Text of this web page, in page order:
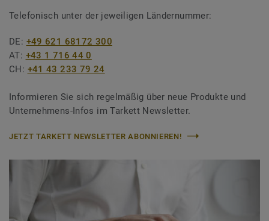
Telefonisch unter der jeweiligen Ländernummer:
DE: +49 621 68172 300
AT: +43 1 716 44 0
CH: +41 43 233 79 24
Informieren Sie sich regelmäßig über neue Produkte und
Unternehmens-Infos im Tarkett Newsletter.
JETZT TARKETT NEWSLETTER ABONNIEREN!